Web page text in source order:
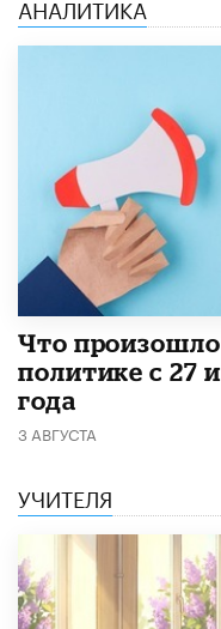
АНАЛИТИКА
​Что произошло
политике с 27
года
3 АВГУСТА
УЧИТЕЛЯ